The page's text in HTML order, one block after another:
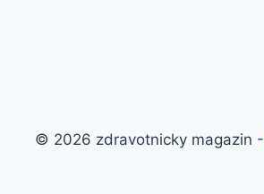
© 2026 zdravotnicky magazin -